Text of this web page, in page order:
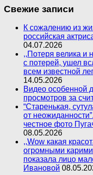
Свежие записи
К сожалению из
российская
04.07.2026
,,Потеря велика и
с потерей, ушел
всем известной
14.05.2026
Видео особенной
просмотров за
“Старенькая,
от
честное фото
08.05.2026
,,Wow какая
огромными
показала лицо
Ивановой